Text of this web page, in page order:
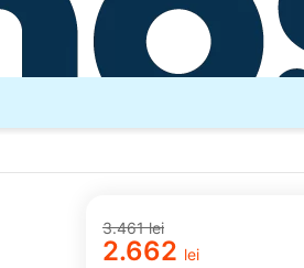
3.461 lei
2.662 lei